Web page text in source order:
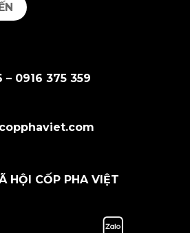
– 0916 375 359
HỘI CỐP PHA VIỆT